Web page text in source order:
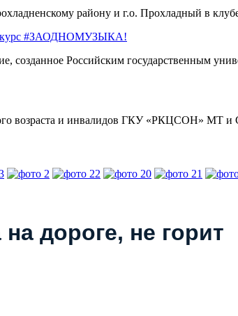
району и г.о. Прохладный в
#ЗАОДНОМУЗЫКА!
созданное Российским государственным
возраста и инвалидов ГКУ «РКЦСОН» МТ
дороге, не горит